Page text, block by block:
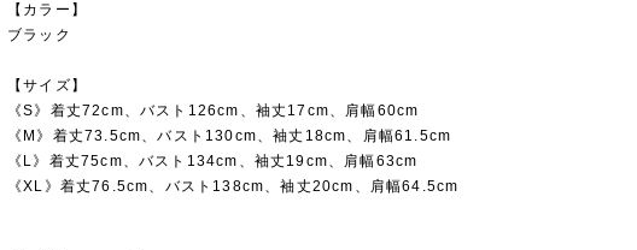
【カラー】
ブラック
【サイズ】
《S》着丈72cm、バスト126cm、袖丈17cm、肩幅60cm
《M》着丈73.5cm、バスト130cm、袖丈18cm、肩幅61.5cm
《L》着丈75cm、バスト134cm、袖丈19cm、肩幅63cm
《XL》着丈76.5cm、バスト138cm、袖丈20cm、肩幅64.5cm